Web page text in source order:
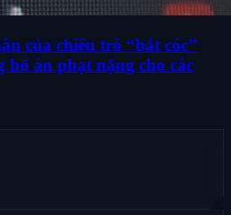
của chiêu trò “bắt cóc”
bố án phạt nặng cho các